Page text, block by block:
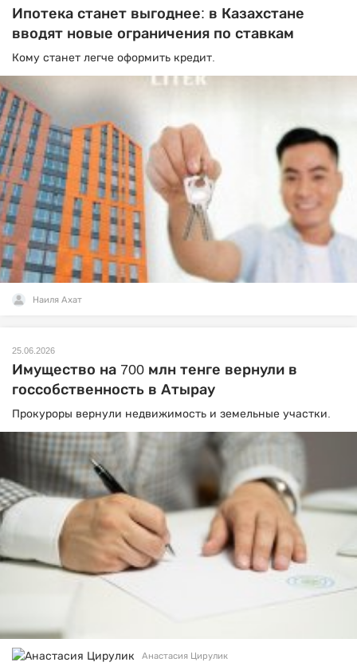
Ипотека станет выгоднее: в Казахстане
вводят новые ограничения по ставкам
Кому станет легче оформить кредит.
Наиля Ахат
25.06.2026
Имущество на 700 млн тенге вернули в
госсобственность в Атырау
Прокуроры вернули недвижимость и земельные участки.
Анастасия Цирулик